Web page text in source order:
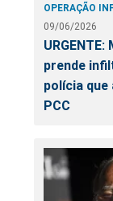
OPERAÇÃO
09/06/2026
prende
polícia que
PCC